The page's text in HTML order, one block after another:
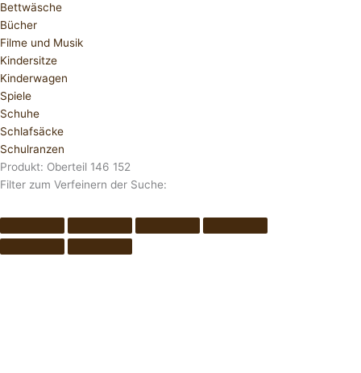
Bettwäsche
Bücher
Filme und Musik
Kindersitze
Kinderwagen
Spiele
Schuhe
Schlafsäcke
Schulranzen
Produkt: Oberteil 146 152
Filter zum Verfeinern der Suche: